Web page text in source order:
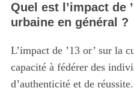
Quel est l’impact de
urbaine en général ?
L’impact de ’13 or’ sur la
capacité à fédérer des
d’authenticité et de